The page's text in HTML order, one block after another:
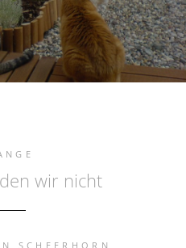
wir nicht
SCHEERHORN